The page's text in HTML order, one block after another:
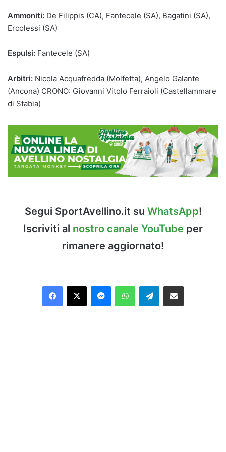
Ammoniti: De Filippis (CA), Fantecele (SA), Bagatini (SA),
Ercolessi (SA)
Espulsi: Fantecele (SA)
Arbitri: Nicola Acquafredda (Molfetta), Angelo Galante
(Ancona) CRONO: Giovanni Vitolo Ferraioli (Castellammare
di Stabia)
Segui SportAvellino.it su WhatsApp!
Iscriviti al nostro canale YouTube per
rimanere aggiornato!
Facebook
X MessengerWhatsAppTelegramCondividi via Email